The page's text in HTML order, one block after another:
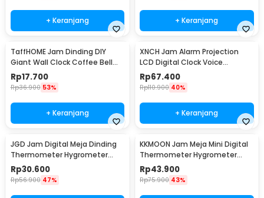
+ Keranjang + Keranjang
TaffHOME Jam Dinding DIY
Giant Wall Clock Coffee Bell
40-70cm - DIY-12
Rp17.700
Rp36.900 53%
+ Keranjang
XNCH Jam Alarm Projection
LCD Digital Clock Voice
Thermometer - FJ3532
Rp67.400
Rp110.900 40%
+ Keranjang
JGD Jam Digital Meja Dinding
Thermometer Hygrometer
Sensor - ZL20
Rp30.600
Rp56.900 47%
KKMOON Jam Meja Mini Digital
Thermometer Hygrometer
Weather Station - CX220
Rp43.900
Rp75.900 43%